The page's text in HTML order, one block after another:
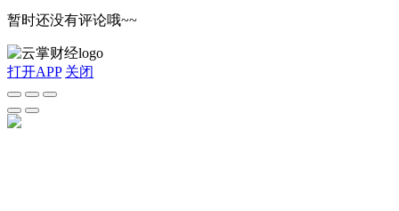
暂时还没有评论哦~~
打开APP 关闭